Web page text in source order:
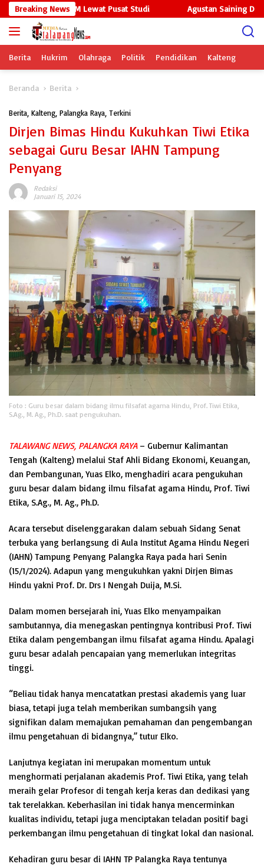
Langsung
ke
konten
Breaking News
Perkuat SDM Lewat Pusat Studi Agustan Saining Dorong
Berita Hukrim Olahraga Politik Pendidikan Kalteng
Beranda Berita
Berita Kalteng Palangka Raya Terkini
Dirjen Bimas Hindu Kukuhkan Tiwi Etika
sebagai Guru Besar IAHN Tampung
Penyang
Redaksi
Januari 15, 2024
Foto : Guru besar dalam bidang ilmu filsafat agama Hindu, Prof. Tiwi Etika,
S.Ag., M. Ag., Ph.D. saat pengukuhan.
TALAWANG NEWS, PALANGKA RAYA– Gubernur Kalimantan
Tengah (Kalteng) melalui Staf Ahli Bidang Ekonomi, Keuangan,
dan Pembangunan, Yuas Elko, menghadiri acara pengukuhan
guru besar dalam bidang ilmu filsafat agama Hindu, Prof. Tiwi
Etika, S.Ag., M. Ag., Ph.D.
Acara tersebut diselenggarakan dalam sebuah Sidang Senat
terbuka yang berlangsung di Aula Institut Agama Hindu Negeri
(IAHN) Tampung Penyang Palangka Raya pada hari Senin
(15/1/2024). Adapun yang mengukuhkan yakni Dirjen Bimas
Hindu yakni Prof. Dr. Drs I Nengah Duija, M.Si.
Dalam momen bersejarah ini, Yuas Elko menyampaikan
sambutannya, dia menegaskan pentingnya kontribusi Prof. Tiwi
Etika dalam pengembangan ilmu filsafat agama Hindu. Apalagi
guru besar adalah pencapaian yang memerlukan integritas
tinggi.
“Beliau tidak hanya mencatatkan prestasi akademis yang luar
biasa, tetapi juga telah memberikan sumbangsih yang
signifikan dalam memajukan pemahaman dan pengembangan
ilmu pengetahuan di bidangnya,” tutur Elko.
Lanjutnya kegiatan ini merupakan momentum untuk
menghormati perjalanan akademis Prof. Tiwi Etika, yang telah
meraih gelar Profesor di tengah kerja keras dan dedikasi yang
tak terelakkan. Keberhasilan ini tidak hanya mencerminkan
kualitas individu, tetapi juga menciptakan teladan positif bagi
perkembangan ilmu pengetahuan di tingkat lokal dan nasional.
Kehadiran guru besar di IAHN TP Palangka Raya tentunya